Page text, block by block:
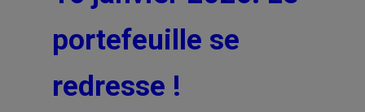
portefeuille se
redresse !